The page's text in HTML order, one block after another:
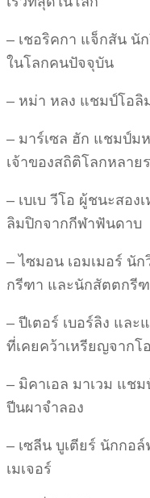
– เชอริคกา แจ็กสัน นั
ในโลกคนปัจจุบัน
– หม่า หลง แชมป์โอลิ
– มาร์เซล ฮัก แชมป์ม
เจ้าของสถิติโลกหลาย
– เบเบ วีโอ ผู้ชนะสอ
ลิมปิกจากกีฬาฟันดาบ
– ไซมอน เอมเมอร์ นั
กรีฑา และนักสัตตกรี
– ปีเตอร์ เบอร์ลิง แล
ที่เคยคว้าเหรียญจาก
– มิคาเอล มาเวม แช
ปีนผาจำลอง
– เซลีน บูเตียร์ นักกอ
เมเจอร์